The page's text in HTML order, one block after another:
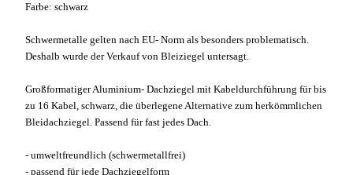
Farbe: schwarz
Schwermetalle gelten nach EU- Norm als besonders problematisch.
Deshalb wurde der Verkauf von Bleiziegel untersagt.
Großformatiger Aluminium- Dachziegel mit Kabeldurchführung für bis
zu 16 Kabel, schwarz, die überlegene Alternative zum herkömmlichen
Bleidachziegel. Passend für fast jedes Dach.
- umweltfreundlich (schwermetallfrei)
- passend für jede Dachziegelform